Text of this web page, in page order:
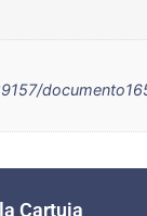
Cartuja